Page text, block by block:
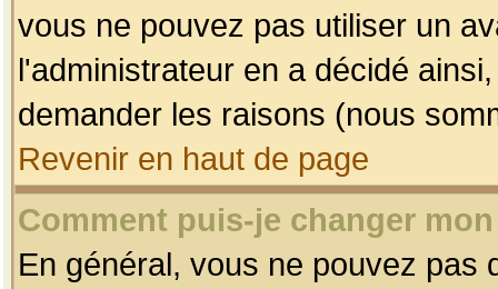
vous ne pouvez pas utiliser un
l'administrateur en a décidé
demander les raisons (nous
Revenir en haut de page
Comment puis-je changer
En général, vous ne pouvez pas